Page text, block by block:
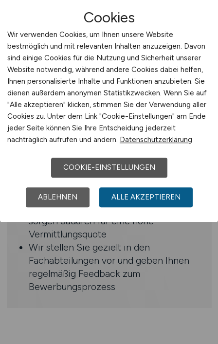
Bereitschaft zur Schichtarbeit (3 -
Sie eine präzise Arbeitsweise
auszeichnet
Einen guten Umgang mit Messmitteln
für das Messen von Bauteilen haben
Benefits
30 Tage Urlaub
Wir geben Ihnen wertvolle Tipps und
Feedback zu Ihren
Bewerbungsunterlagen und
Vorstellungsgesprächen
Wir erstellen ein Bewerberprofil mit
Ihren Stärken und Potentialen und
sorgen dadurch für eine hohe
Vermittlungsquote
Wir stellen Sie gezielt in den
Fachabteilungen vor und geben Ihnen
regelmäßig Feedback zum
Bewerbungsprozess
Cookies
Wir verwenden Cookies, um Ihnen unsere Website
bestmöglich und mit relevanten Inhalten anzuzeigen. Davon
sind einige Cookies für die Nutzung und Sicherheit unserer
Website notwendig, während andere Cookies dabei helfen,
Ihnen personalisierte Inhalte und Funktionen anzubieten. Sie
dienen außerdem anonymen Statistikzwecken. Wenn Sie auf
"Alle akzeptieren" klicken, stimmen Sie der Verwendung aller
Cookies zu. Unter dem Link "Cookie-Einstellungen" am Ende
jeder Seite können Sie Ihre Entscheidung jederzeit
nachträglich aufrufen und ändern. Datenschutzerklärung
COOKIE-EINSTELLUNGEN
ABLEHNEN ALLE AKZEPTIEREN